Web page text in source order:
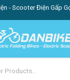
- Scooter Điện Gấp